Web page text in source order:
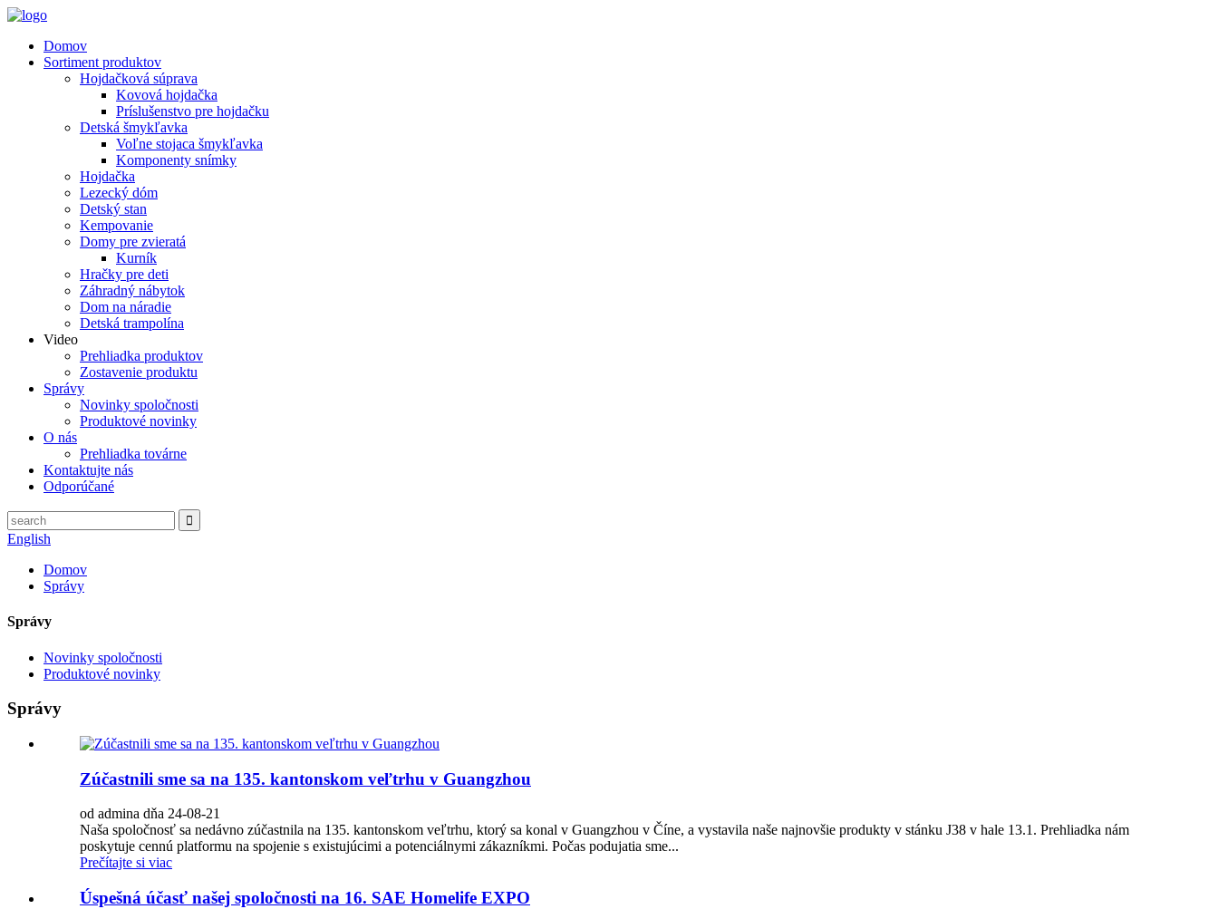
Domov
Sortiment produktov
Hojdačková súprava
Kovová hojdačka
Príslušenstvo pre hojdačku
Detská šmykľavka
Voľne stojaca šmykľavka
Komponenty snímky
Hojdačka
Lezecký dóm
Detský stan
Kempovanie
Domy pre zvieratá
Kurník
Hračky pre deti
Záhradný nábytok
Dom na náradie
Detská trampolína
Video
Prehliadka produktov
Zostavenie produktu
Správy
Novinky spoločnosti
Produktové novinky
O nás
Prehliadka továrne
Kontaktujte nás
Odporúčané
English
Domov
Správy
Správy
Novinky spoločnosti
Produktové novinky
Správy
Zúčastnili sme sa na 135. kantonskom veľtrhu v Guangzhou
od admina dňa 24-08-21
Naša spoločnosť sa nedávno zúčastnila na 135. kantonskom veľtrhu, ktorý sa konal v Guangzhou v Číne, a vystavila naše najnovšie produkty v stánku J38 v hale 13.1. Prehliadka nám
poskytuje cennú platformu na spojenie s existujúcimi a potenciálnymi zákazníkmi. Počas podujatia sme...
Prečítajte si viac
Úspešná účasť našej spoločnosti na 16. SAE Homelife EXPO